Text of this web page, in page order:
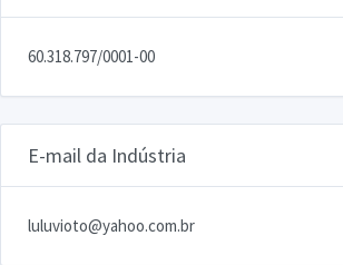
60.318.797/0001-00
E-mail da Indústria
luluvioto@yahoo.com.br